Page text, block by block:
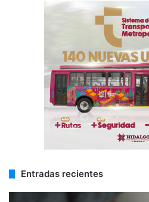
Entradas recientes